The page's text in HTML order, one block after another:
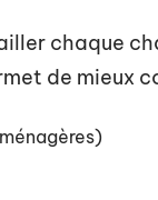
chaque
de mieux